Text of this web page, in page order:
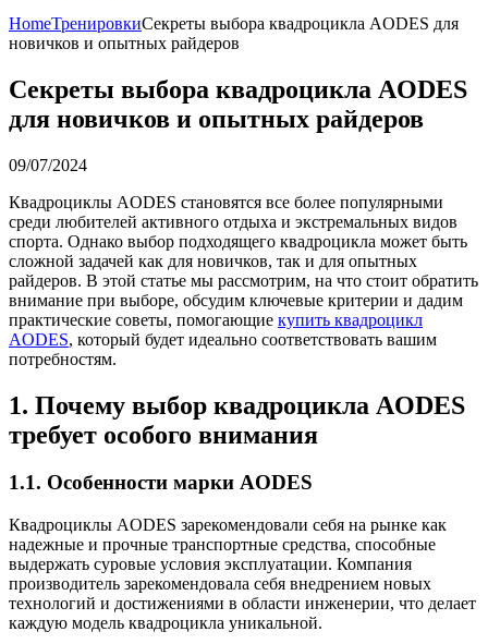
HomeТренировкиСекреты выбора квадроцикла AODES для
новичков и опытных райдеров
Секреты выбора квадроцикла AODES
для новичков и опытных райдеров
09/07/2024
Квадроциклы AODES становятся все более популярными
среди любителей активного отдыха и экстремальных видов
спорта. Однако выбор подходящего квадроцикла может быть
сложной задачей как для новичков, так и для опытных
райдеров. В этой статье мы рассмотрим, на что стоит обратить
внимание при выборе, обсудим ключевые критерии и дадим
практические советы, помогающие купить квадроцикл
AODES, который будет идеально соответствовать вашим
потребностям.
1. Почему выбор квадроцикла AODES
требует особого внимания
1.1. Особенности марки AODES
Квадроциклы AODES зарекомендовали себя на рынке как
надежные и прочные транспортные средства, способные
выдержать суровые условия эксплуатации. Компания
производитель зарекомендовала себя внедрением новых
технологий и достижениями в области инженерии, что делает
каждую модель квадроцикла уникальной.